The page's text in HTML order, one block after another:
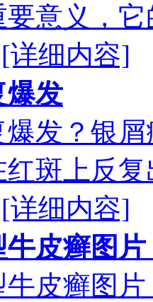
意义，
[详细内容]
爆发
发？银
斑上反
[详细内容]
皮癣图
皮癣图